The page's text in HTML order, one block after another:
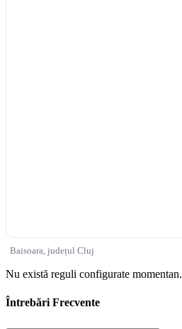
Baisoara, județul Cluj
Nu există reguli configurate momentan.
Întrebări Frecvente